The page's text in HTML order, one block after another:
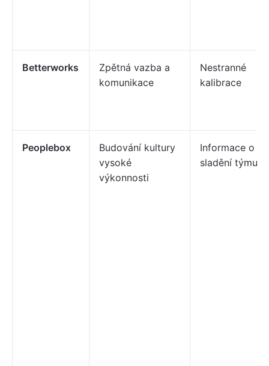
Betterworks
Zpětná vazba a
komunikace
Nestranné
kalibrace
Peoplebox
Budování kultury
vysoké
výkonnosti
Informace o
sladění týmu